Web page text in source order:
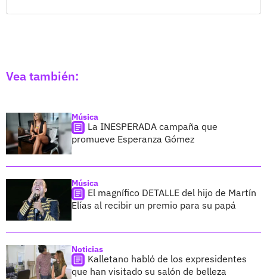
Vea también:
Música
La INESPERADA campaña que
promueve Esperanza Gómez
Música
El magnífico DETALLE del hijo de Martín
Elías al recibir un premio para su papá
Noticias
Kalletano habló de los expresidentes
que han visitado su salón de belleza